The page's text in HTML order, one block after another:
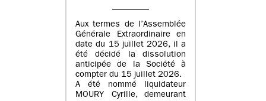
Aux termes de l’Assemblée
Générale Extraordinaire en
date du 15 juillet 2026, il a
été décidé la dissolution
anticipée de la Société à
compter du 15 juillet 2026.
A été nommé liquidateur
MOURY Cyrille, demeurant